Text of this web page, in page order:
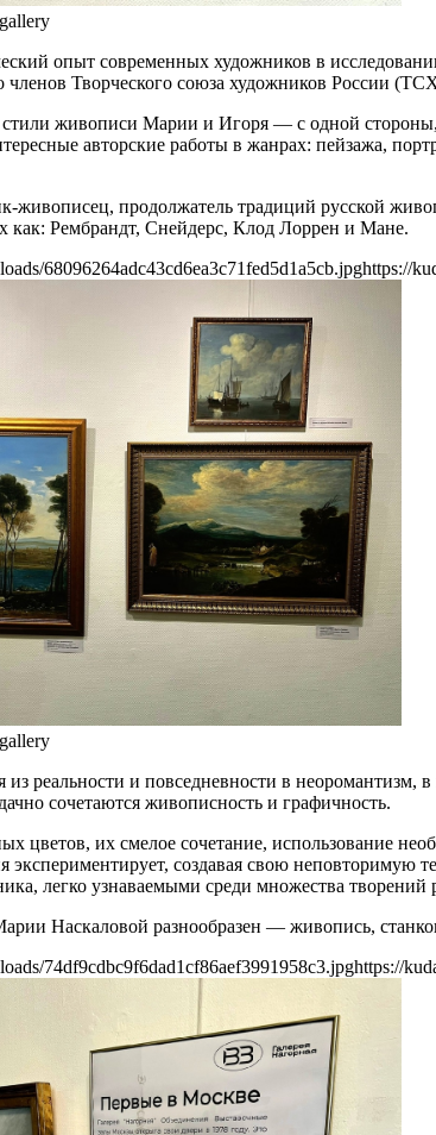
опыт современных художников в
членов Творческого союза художников России
стили живописи Марии и Игоря — с одной
авторские работы в жанрах: пейзажа,
продолжатель традиций русской
как: Рембрандт, Снейдерс, Клод Лоррен и Мане.
68096264adc43cd6ea3c71fed5d1a5cb.jpghttps://
из реальности и повседневности в
сочетаются живописность и графичность.
цветов, их смелое сочетание, использование
создавая свою неповторимую
легко узнаваемыми среди множества творений
Наскаловой разнообразен — живопись,
74df9cdbc9f6dad1cf86aef3991958c3.jpghttps://